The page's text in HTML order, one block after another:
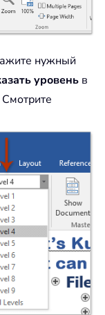
нужный
уровень в